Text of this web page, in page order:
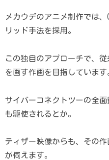
メカウデのアニメ制作では
リッド手法を採用。
この独自のアプローチで、
を画す作画を目指しています
サイバーコネクトツーの全面
も駆使されるとか。
ティザー映像からも、その
が伺えます。